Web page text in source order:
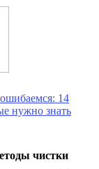
14
нужно знать
чистки